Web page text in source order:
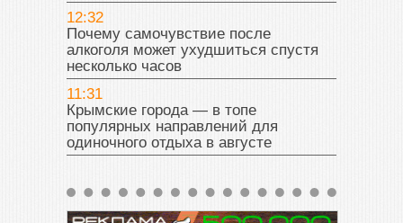
12:32
Почему самочувствие после
алкоголя может ухудшиться спустя
несколько часов
11:31
Крымские города — в топе
популярных направлений для
одиночного отдыха в августе